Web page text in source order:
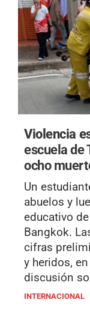
Violencia
escuela de
ocho
Un
abuelos y
educativo
Bangkok.
cifras
y heridos,
discusión
INTERNACIONAL